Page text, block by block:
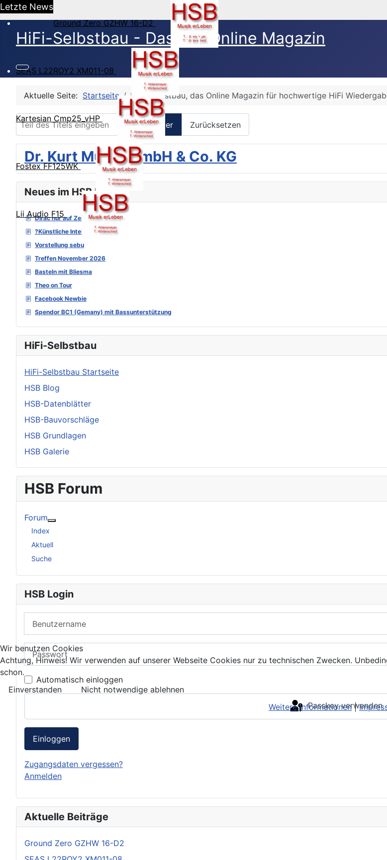
Letzte News
Ground Zero GZHW 16-D2
SEAS L22ROY2 XM011-08
Kartesian Cmp25_vHP
Fostex FF125WK
Lii Audio F15
HiFi-Selbstbau - Das DIY Online Magazin
Neues im HSB Forum
Dirac nur auf Zeitebene
?Künstliche Intelligenz?
Vorstellung sebu
Treffen November 2026
Basteln mit Bliesma
Theo on Tour
Facebook Newbie
Spendor BC1 (Gemany) mit Bassunterstützung
HiFi-Selbstbau
HiFi-Selbstbau Startseite
HSB Blog
HSB-Datenblätter
HSB-Bauvorschläge
HSB Grundlagen
HSB Galerie
HSB Forum
Forum
Index
Aktuell
Suche
HSB Login
Passwort
Automatisch einloggen
Passkey verwenden
Einloggen
Zugangsdaten vergessen?
Anmelden
Aktuelle Beiträge
Ground Zero GZHW 16-D2
Aktuelle Seite: Startseite HiFi-Selbstbau, das Online Magazin für hochwertige HiFi
Teil des Titels eingeben
Filter Zurücksetzen
Dr. Kurt Müller GmbH & Co. KG
Wir benutzen Cookies
Achtung, Hinweis! Wir verwenden auf unserer Webseite Cookies nur zu technischen Zwecken.
schon.
Einverstanden
Nicht notwendige ablehnen
Weitere Informationen|